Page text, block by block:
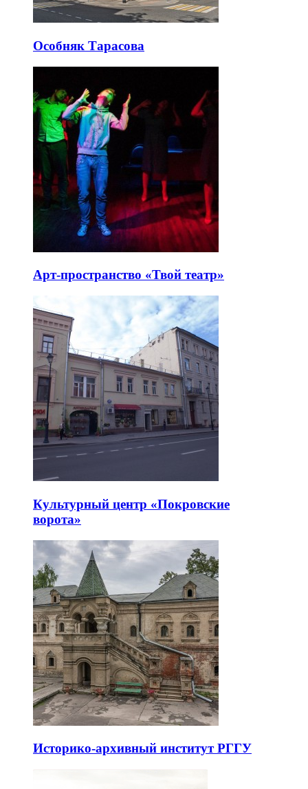
Особняк Тарасова
Арт-пространство «Твой театр»
Культурный центр «Покровские
ворота»
Историко-архивный институт РГГУ